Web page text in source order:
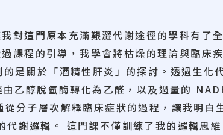
對這門原本充滿艱澀代謝途徑的學科有了
課程的引導，我學會將枯燥的理論與臨床
是關於「酒精性肝炎」的探討。透過生化
乙醇脫氫酶轉化為乙醛，以及過量的
分子層次解釋臨床症狀的過程，讓我明白
謝邏輯。 這門課不僅訓練了我的邏輯思